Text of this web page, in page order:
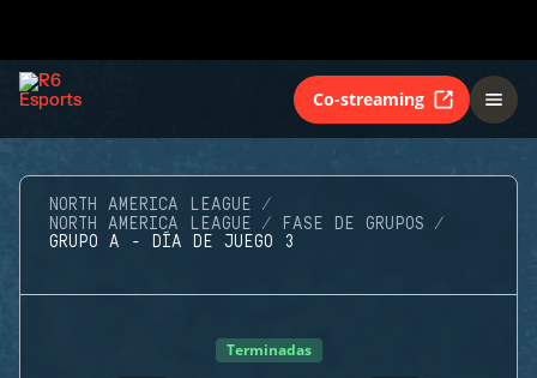
Co-streaming
NORTH AMERICA LEAGUE
NORTH AMERICA LEAGUE
FASE DE GRUPOS
GRUPO A - DÍA DE JUEGO 3
Terminadas